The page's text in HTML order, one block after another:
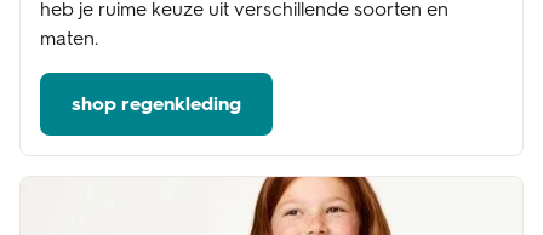
heb je ruime keuze uit verschillende soorten en
maten.
shop regenkleding